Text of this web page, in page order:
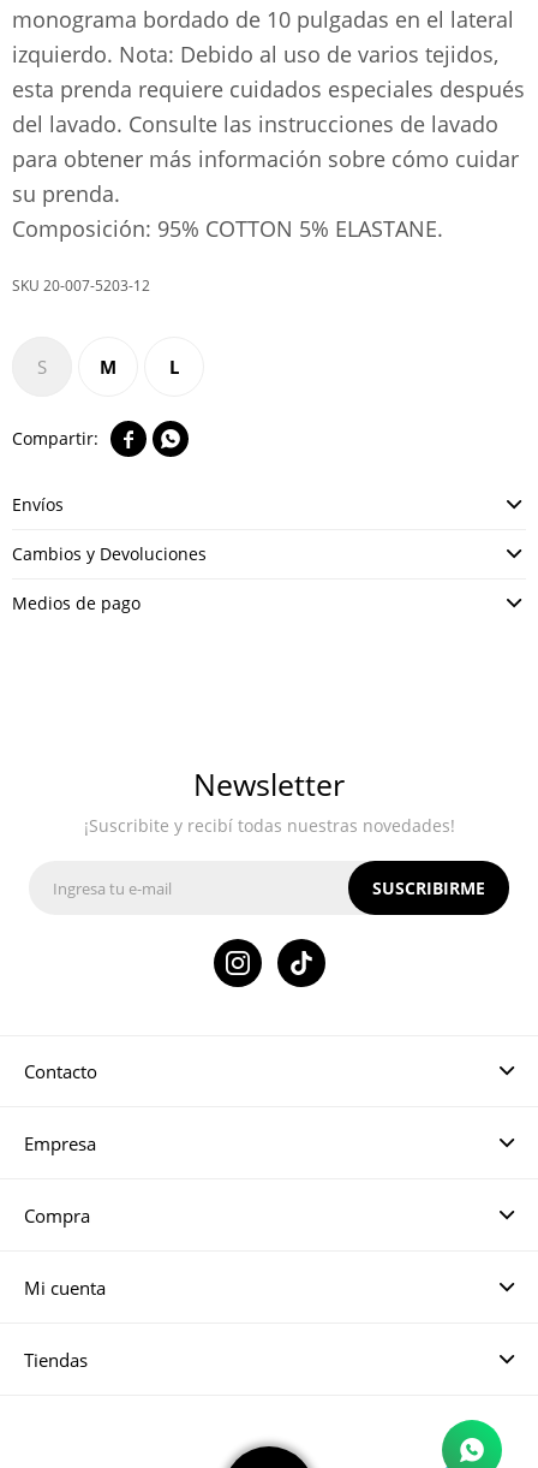
monograma bordado de 10 pulgadas en el lateral
izquierdo. Nota: Debido al uso de varios tejidos,
esta prenda requiere cuidados especiales después
del lavado. Consulte las instrucciones de lavado
para obtener más información sobre cómo cuidar
su prenda.
Composición: 95% COTTON 5% ELASTANE.
20-007-5203-12
S M L
 
Envíos
Cambios y Devoluciones
Medios de pago
Contacto
Empresa
Compra
Mi cuenta
Tiendas
Newsletter
¡Suscribite y recibí todas nuestras novedades!
SUSCRIBIRME
